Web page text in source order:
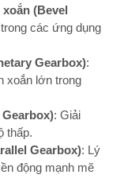
(Bevel
các ứng dụng
Gearbox):
xoắn lớn trong
: Giải
thấp.
Gearbox): Lý
động mạnh mẽ